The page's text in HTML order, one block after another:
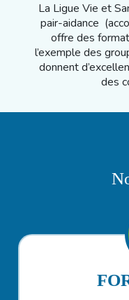
La Ligue Vie et
pair-aidance
offre des
l’exemple des
donnent
des